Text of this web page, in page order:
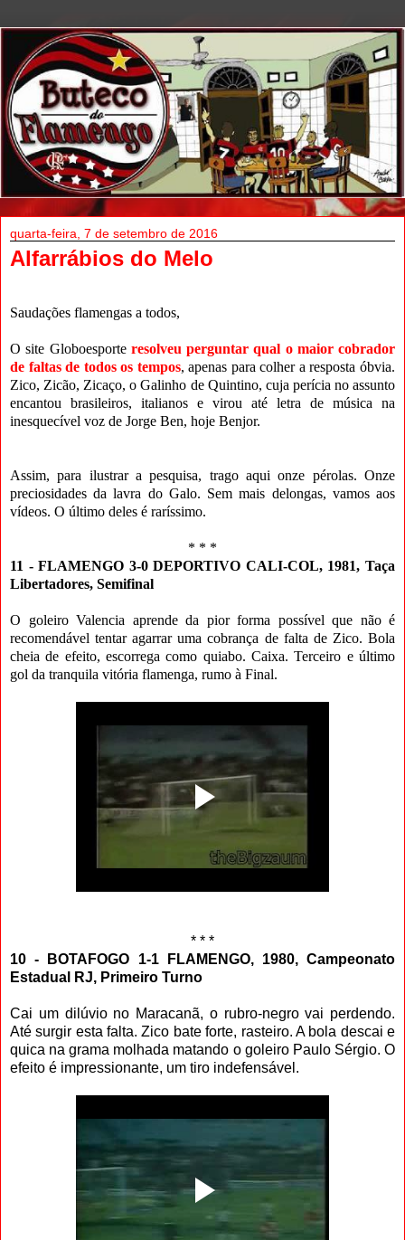
quarta-feira, 7 de setembro de 2016
Alfarrábios do Melo
Saudações flamengas a todos,
O site Globoesporte resolveu perguntar qual o maior cobrador
de faltas de todos os tempos, apenas para colher a resposta óbvia.
Zico, Zicão, Zicaço, o Galinho de Quintino, cuja perícia no assunto
encantou brasileiros, italianos e virou até letra de música na
inesquecível voz de Jorge Ben, hoje Benjor.
Assim, para ilustrar a pesquisa, trago aqui onze pérolas. Onze
preciosidades da lavra do Galo. Sem mais delongas, vamos aos
vídeos. O último deles é raríssimo.
* * *
11 - FLAMENGO 3-0 DEPORTIVO CALI-COL, 1981, Taça
Libertadores, Semifinal
O goleiro Valencia aprende da pior forma possível que não é
recomendável tentar agarrar uma cobrança de falta de Zico. Bola
cheia de efeito, escorrega como quiabo. Caixa. Terceiro e último
gol da tranquila vitória flamenga, rumo à Final.
* * *
10 - BOTAFOGO 1-1 FLAMENGO, 1980, Campeonato
Estadual RJ, Primeiro Turno
Cai um dilúvio no Maracanã, o rubro-negro vai perdendo.
Até surgir esta falta. Zico bate forte, rasteiro. A bola descai e
quica na grama molhada matando o goleiro Paulo Sérgio. O
efeito é impressionante, um tiro indefensável.